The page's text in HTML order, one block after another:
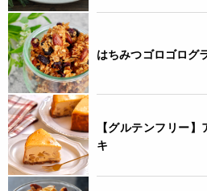
はちみつゴロゴログ
【グルテンフリー
キ